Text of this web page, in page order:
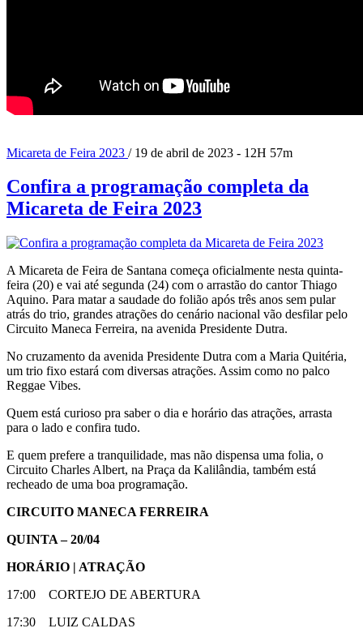
Micareta de Feira 2023 / 19 de abril de 2023 - 12H 57m
Confira a programação completa da
Micareta de Feira 2023
A Micareta de Feira de Santana começa oficialmente nesta quinta-
feira (20) e vai até segunda (24) com o arrastão do cantor Thiago
Aquino. Para matar a saudade do folião após três anos sem pular
atrás do trio, grandes atrações do cenário nacional vão desfilar pelo
Circuito Maneca Ferreira, na avenida Presidente Dutra.
No cruzamento da avenida Presidente Dutra com a Maria Quitéria,
um trio fixo estará com diversas atrações. Assim como no palco
Reggae Vibes.
Quem está curioso pra saber o dia e horário das atrações, arrasta
para o lado e confira tudo.
E quem prefere a tranquilidade, mas não dispensa uma folia, o
Circuito Charles Albert, na Praça da Kalilândia, também está
recheado de uma boa programação.
CIRCUITO MANECA FERREIRA
QUINTA – 20/04
HORÁRIO | ATRAÇÃO
17:00 CORTEJO DE ABERTURA
17:30 LUIZ CALDAS